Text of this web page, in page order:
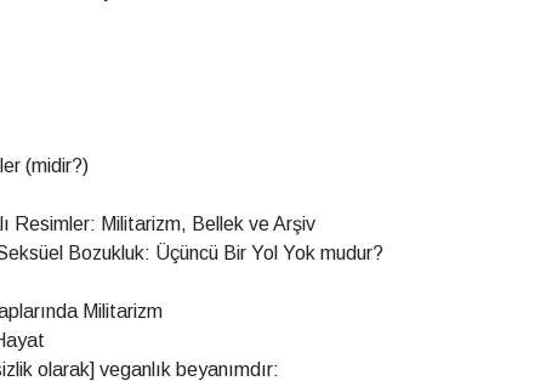
(midir?)
Resimler: Militarizm, Bellek ve Arşiv
Bozukluk: Üçüncü Bir Yol Yok mudur?
Militarizm
olarak] veganlık beyanımdır: